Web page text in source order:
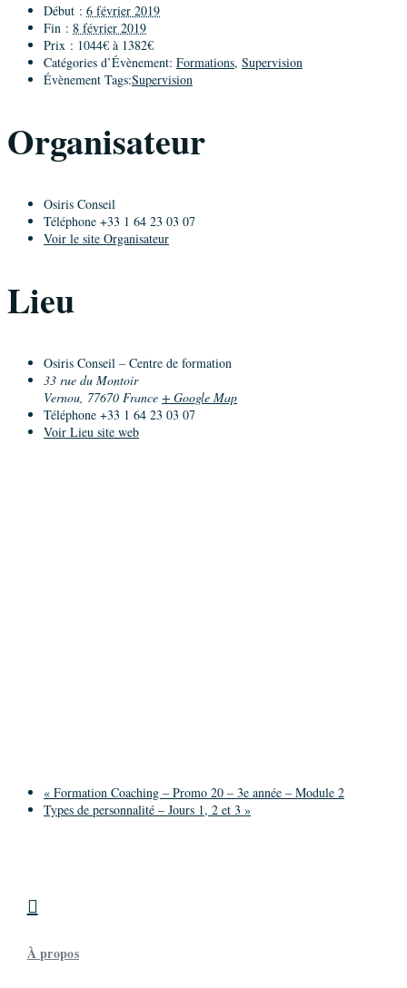
Début : 6 février 2019
Fin : 8 février 2019
Prix : 1044€ à 1382€
Catégories d’Évènement: Formations, Supervision
Évènement Tags:Supervision
Organisateur
Osiris Conseil
Téléphone +33 1 64 23 03 07
Voir le site Organisateur
Lieu
Osiris Conseil – Centre de formation
33 rue du Montoir
Vernou, 77670 France + Google Map
Téléphone +33 1 64 23 03 07
Voir Lieu site web
« Formation Coaching – Promo 20 – 3e année – Module 2
Types de personnalité – Jours 1, 2 et 3 »

À propos